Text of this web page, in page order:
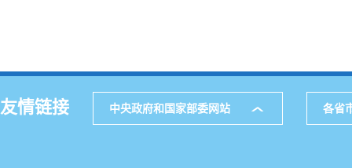
友情链接 中央政府和国家部委网站 各省